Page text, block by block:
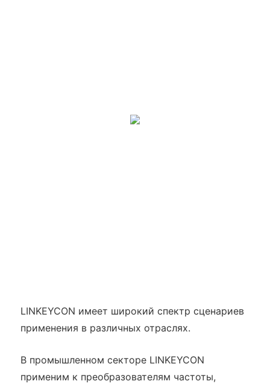
LINKEYCON имеет широкий спектр сценариев
применения в различных отраслях.
В промышленном секторе LINKEYCON
применим к преобразователям частоты,